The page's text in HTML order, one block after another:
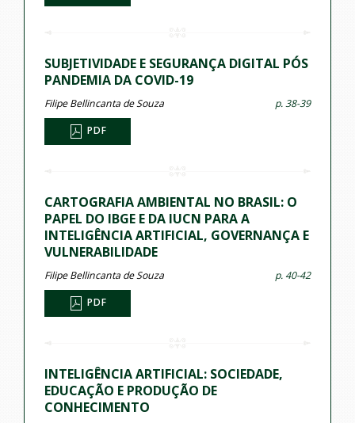
SUBJETIVIDADE E SEGURANÇA DIGITAL PÓS
PANDEMIA DA COVID-19
Filipe Bellincanta de Souza p. 38-39
PDF
CARTOGRAFIA AMBIENTAL NO BRASIL: O
PAPEL DO IBGE E DA IUCN PARA A
INTELIGÊNCIA ARTIFICIAL, GOVERNANÇA E
VULNERABILIDADE
Filipe Bellincanta de Souza p. 40-42
PDF
INTELIGÊNCIA ARTIFICIAL: SOCIEDADE,
EDUCAÇÃO E PRODUÇÃO DE
CONHECIMENTO